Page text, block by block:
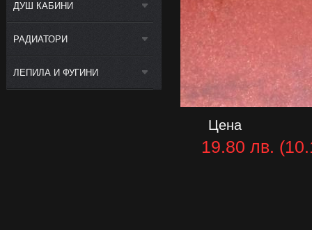
ДУШ КАБИНИ
РАДИАТОРИ
ЛЕПИЛА И ФУГИНИ
Цена
19.80 лв.